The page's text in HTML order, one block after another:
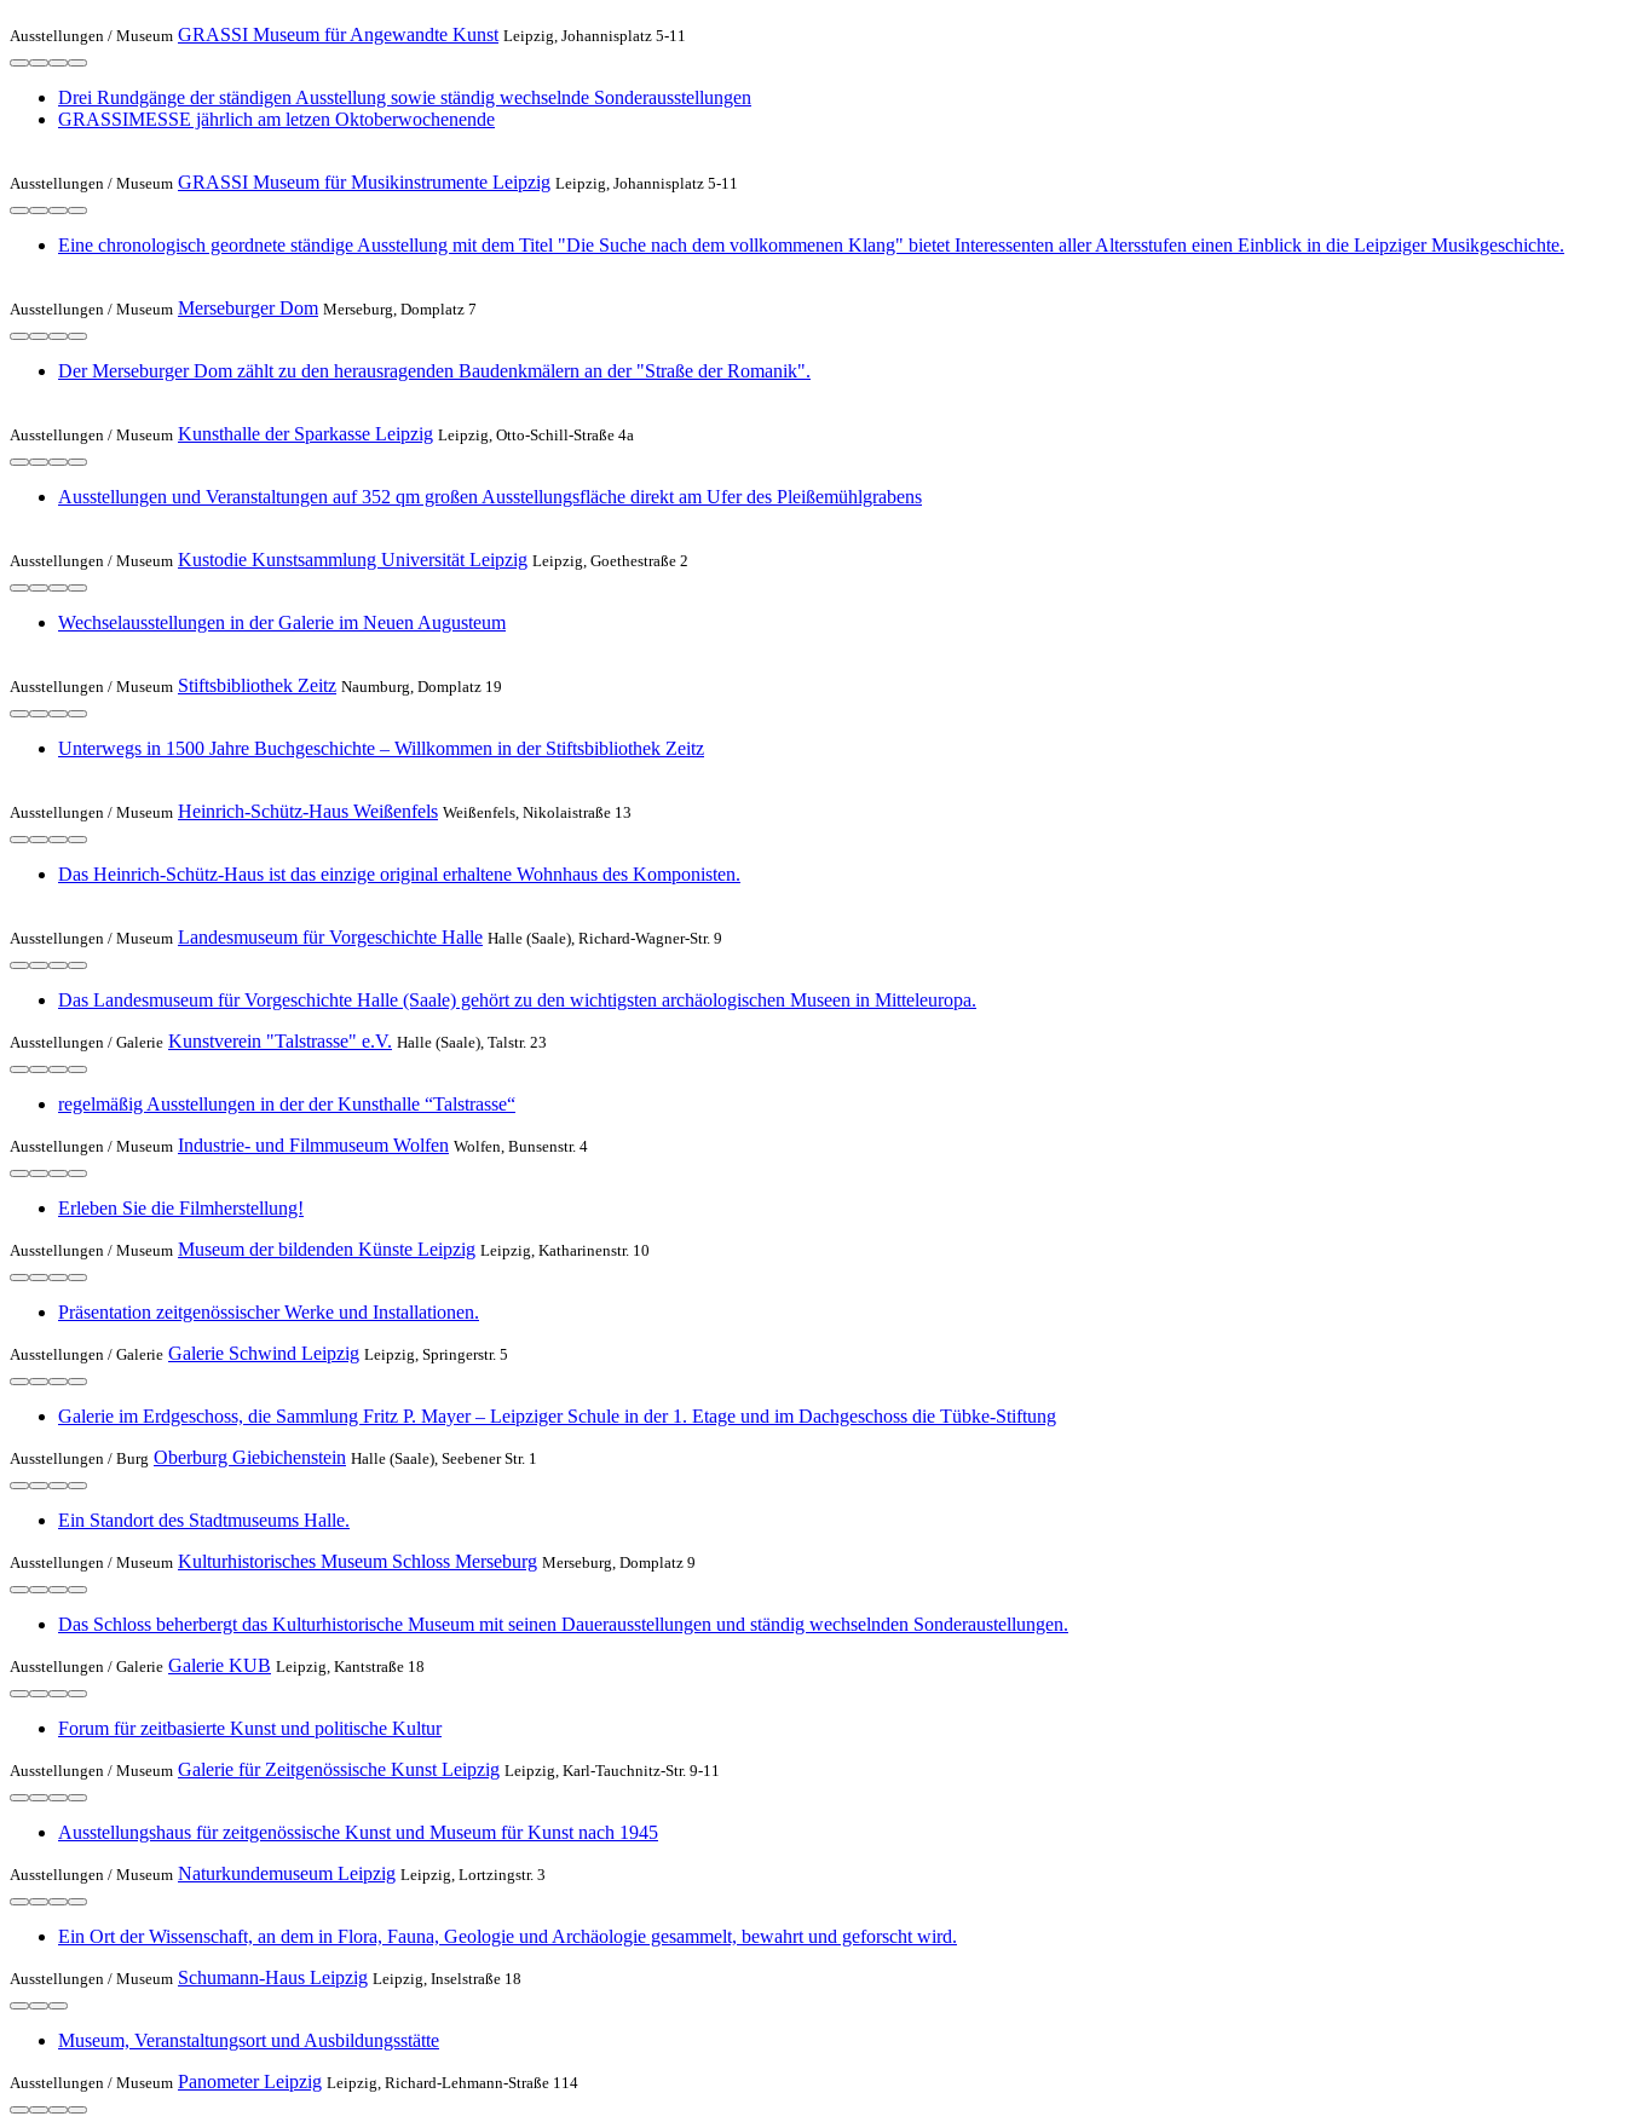
Ausstellungen / Museum GRASSI Museum für Angewandte Kunst Leipzig, Johannisplatz 5-11
Drei Rundgänge der ständigen Ausstellung sowie ständig wechselnde Sonderausstellungen
GRASSIMESSE jährlich am letzen Oktoberwochenende
Ausstellungen / Museum GRASSI Museum für Musikinstrumente Leipzig Leipzig, Johannisplatz 5-11
Eine chronologisch geordnete ständige Ausstellung mit dem Titel "Die Suche nach dem vollkommenen Klang" bietet Interessenten aller Altersstufen einen Einblick in die Leipziger Musikgeschichte.
Ausstellungen / Museum Merseburger Dom Merseburg, Domplatz 7
Der Merseburger Dom zählt zu den herausragenden Baudenkmälern an der "Straße der Romanik".
Ausstellungen / Museum Kunsthalle der Sparkasse Leipzig Leipzig, Otto-Schill-Straße 4a
Ausstellungen und Veranstaltungen auf 352 qm großen Ausstellungsfläche direkt am Ufer des Pleißemühlgrabens
Ausstellungen / Museum Kustodie Kunstsammlung Universität Leipzig Leipzig, Goethestraße 2
Wechselausstellungen in der Galerie im Neuen Augusteum
Ausstellungen / Museum Stiftsbibliothek Zeitz Naumburg, Domplatz 19
Unterwegs in 1500 Jahre Buchgeschichte – Willkommen in der Stiftsbibliothek Zeitz
Ausstellungen / Museum Heinrich-Schütz-Haus Weißenfels Weißenfels, Nikolaistraße 13
Das Heinrich-Schütz-Haus ist das einzige original erhaltene Wohnhaus des Komponisten.
Ausstellungen / Museum Landesmuseum für Vorgeschichte Halle Halle (Saale), Richard-Wagner-Str. 9
Das Landesmuseum für Vorgeschichte Halle (Saale) gehört zu den wichtigsten archäologischen Museen in Mitteleuropa.
Ausstellungen / Galerie Kunstverein "Talstrasse" e.V. Halle (Saale), Talstr. 23
regelmäßig Ausstellungen in der der Kunsthalle “Talstrasse“
Ausstellungen / Museum Industrie- und Filmmuseum Wolfen Wolfen, Bunsenstr. 4
Erleben Sie die Filmherstellung!
Ausstellungen / Museum Museum der bildenden Künste Leipzig Leipzig, Katharinenstr. 10
Präsentation zeitgenössischer Werke und Installationen.
Ausstellungen / Galerie Galerie Schwind Leipzig Leipzig, Springerstr. 5
Galerie im Erdgeschoss, die Sammlung Fritz P. Mayer – Leipziger Schule in der 1. Etage und im Dachgeschoss die Tübke-Stiftung
Ausstellungen / Burg Oberburg Giebichenstein Halle (Saale), Seebener Str. 1
Ein Standort des Stadtmuseums Halle.
Ausstellungen / Museum Kulturhistorisches Museum Schloss Merseburg Merseburg, Domplatz 9
Das Schloss beherbergt das Kulturhistorische Museum mit seinen Dauerausstellungen und ständig wechselnden Sonderaustellungen.
Ausstellungen / Galerie Galerie KUB Leipzig, Kantstraße 18
Forum für zeitbasierte Kunst und politische Kultur
Ausstellungen / Museum Galerie für Zeitgenössische Kunst Leipzig Leipzig, Karl-Tauchnitz-Str. 9-11
Ausstellungshaus für zeitgenössische Kunst und Museum für Kunst nach 1945
Ausstellungen / Museum Naturkundemuseum Leipzig Leipzig, Lortzingstr. 3
Ein Ort der Wissenschaft, an dem in Flora, Fauna, Geologie und Archäologie gesammelt, bewahrt und geforscht wird.
Ausstellungen / Museum Schumann-Haus Leipzig Leipzig, Inselstraße 18
Museum, Veranstaltungsort und Ausbildungsstätte
Ausstellungen / Museum Panometer Leipzig Leipzig, Richard-Lehmann-Straße 114